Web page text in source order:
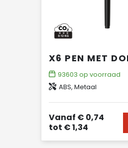
93603 op voorraad
ABS, Metaal
Vanaf € 0,74
tot € 1,34